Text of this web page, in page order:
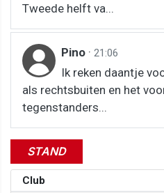
Tweede helft va...
Pino · 21:06
Ik reken daantje
als rechtsbuiten en het
tegenstanders...
STAND
Club